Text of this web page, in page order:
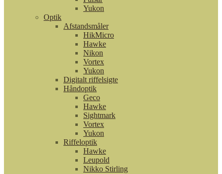
Yukon
Optik
Afstandsmåler
HikMicro
Hawke
Nikon
Vortex
Yukon
Digitalt riffelsigte
Håndoptik
Geco
Hawke
Sightmark
Vortex
Yukon
Riffeloptik
Hawke
Leupold
Nikko Stirling